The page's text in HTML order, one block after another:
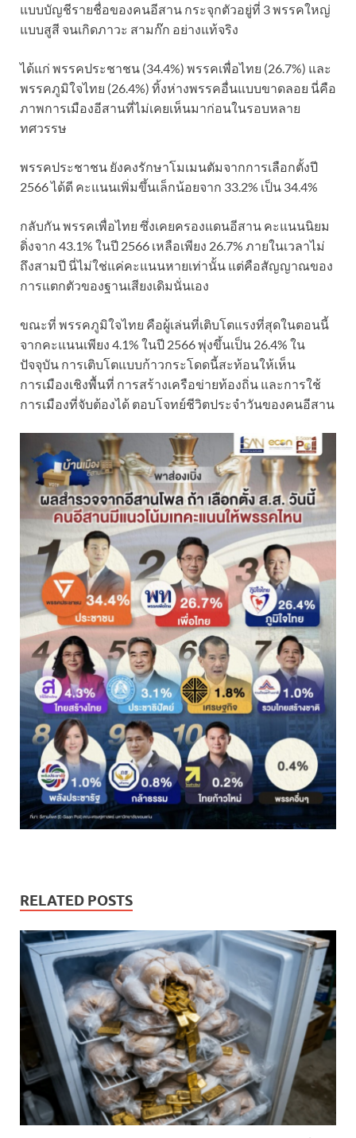
แบบบัญชีรายชื่อของคนอีสาน กระจุกตัวอยู่ที่ 3 พรรคใหญ่
แบบสูสี จนเกิดภาวะ สามก๊ก อย่างแท้จริง
ได้แก่ พรรคประชาชน (34.4%) พรรคเพื่อไทย (26.7%) และ
พรรคภูมิใจไทย (26.4%) ทิ้งห่างพรรคอื่นแบบขาดลอย นี่คือ
ภาพการเมืองอีสานที่ไม่เคยเห็นมาก่อนในรอบหลาย
ทศวรรษ
พรรคประชาชน ยังคงรักษาโมเมนตัมจากการเลือกตั้งปี
2566 ได้ดี คะแนนเพิ่มขึ้นเล็กน้อยจาก 33.2% เป็น 34.4%
กลับกัน พรรคเพื่อไทย ซึ่งเคยครองแดนอีสาน คะแนนนิยม
ดิ่งจาก 43.1% ในปี 2566 เหลือเพียง 26.7% ภายในเวลาไม่
ถึงสามปี นี่ไม่ใช่แค่คะแนนหายเท่านั้น แต่คือสัญญาณของ
การแตกตัวของฐานเสียงเดิมนั่นเอง
ขณะที่ พรรคภูมิใจไทย คือผู้เล่นที่เติบโตแรงที่สุดในตอนนี้
จากคะแนนเพียง 4.1% ในปี 2566 พุ่งขึ้นเป็น 26.4% ใน
ปัจจุบัน การเติบโตแบบก้าวกระโดดนี้สะท้อนให้เห็น
การเมืองเชิงพื้นที่ การสร้างเครือข่ายท้องถิ่น และการใช้
การเมืองที่จับต้องได้ ตอบโจทย์ชีวิตประจำวันของคนอีสาน
RELATED POSTS